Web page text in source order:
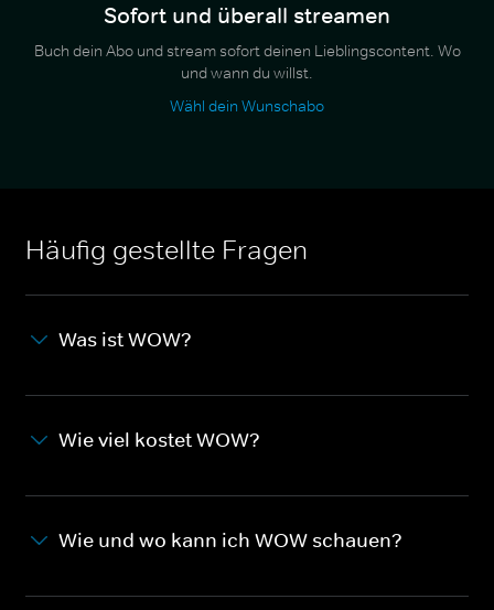
Sofort und überall streamen
Buch dein Abo und stream sofort deinen Lieblingscontent. Wo
und wann du willst.
Wähl dein Wunschabo
Häufig gestellte Fragen
Was ist WOW?
Wie viel kostet WOW?
Wie und wo kann ich WOW schauen?